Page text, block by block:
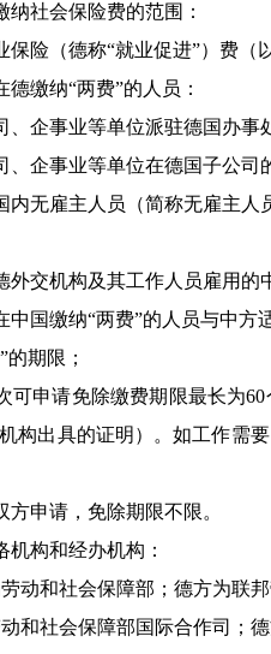
纳社会保险费的范围：
保险（德称“就业促进”）费（
德缴纳“两费”的人员：
、企事业等单位派驻德国办
、企事业等单位在德国子公司
内无雇主人员（简称无雇主人
外交机构及其工作人员雇用的
中国缴纳“两费”的人员与中方
的期限；
可申请免除缴费期限最长为60
构出具的证明）。如工作需
申请，免除期限不限。
机构和经办机构：
劳动和社会保障部；德方为联
动和社会保障部国际合作司；